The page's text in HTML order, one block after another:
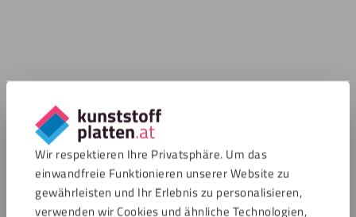
Wir respektieren Ihre Privatsphäre. Um das
einwandfreie Funktionieren unserer Website zu
gewährleisten und Ihr Erlebnis zu personalisieren,
verwenden wir Cookies und ähnliche Technologien,